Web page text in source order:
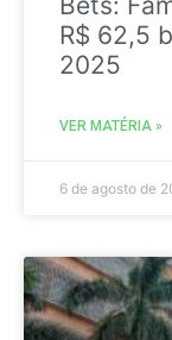
R$ 62,5
2025
VER MATÉRIA »
6 de agosto de